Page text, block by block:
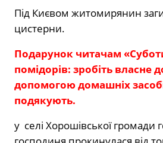
Під Києвом житомирянин
цистерни.
Подарунок читачам
помідорів: зробіть власне
допомогою домашніх
подякують.
у селі Хорошівської громади